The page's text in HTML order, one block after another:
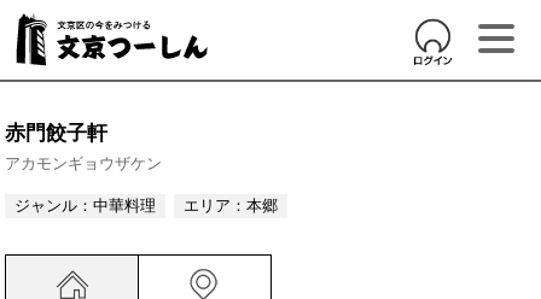
赤門餃子軒
アカモンギョウザケン
ジャンル：中華料理 エリア：本郷